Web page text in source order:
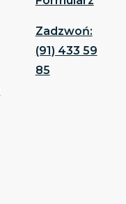
Zadzwoń:
(91) 433 59
85